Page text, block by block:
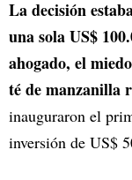
La decisión
una sola US$
ahogado, el
té de manzanilla
inauguraron el
inversión de US$